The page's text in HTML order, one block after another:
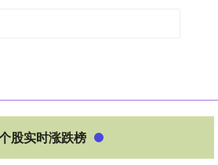
股实时涨跌榜